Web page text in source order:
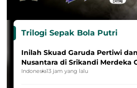
Trilogi Sepak Bola Putri
Inilah Skuad Garuda Pertiwi
Nusantara di Srikandi Merdeka
Indonesia13 jam yang lalu